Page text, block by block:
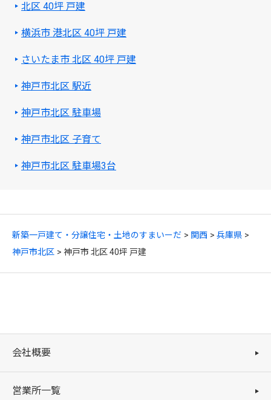
新築一戸建て・分譲住宅・土地のすまいーだ 関西
兵庫県
神戸市北区
神戸市 北区 40坪 戸建
北区 40坪 戸建
横浜市 港北区 40坪 戸建
さいたま市 北区 40坪 戸建
神戸市北区 駅近
神戸市北区 駐車場
神戸市北区 子育て
神戸市北区 駐車場3台
会社概要
営業所一覧